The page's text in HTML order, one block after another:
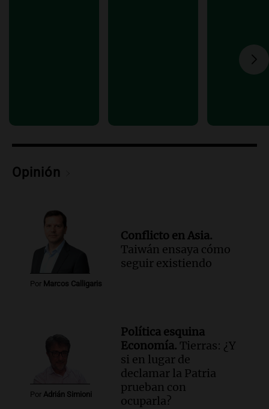
Manifestación en Rosario contra
la ley de Propiedad Privada debatida en
Luis Juez cuestionó la polémica
relato mentiroso"
Episodios
Opinión
Por Marcos Calligaris
Conflicto en Asia.
Taiwán ensaya cómo
seguir existiendo
Por Adrián Simioni
Política esquina
Economía. Tierras: ¿Y
si en lugar de
declamar la Patria
prueban con
ocuparla?